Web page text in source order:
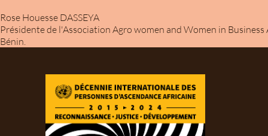
Rose Houesse DASSEYA
Présidente de l'Association Agro women and Women in Business
Bénin.